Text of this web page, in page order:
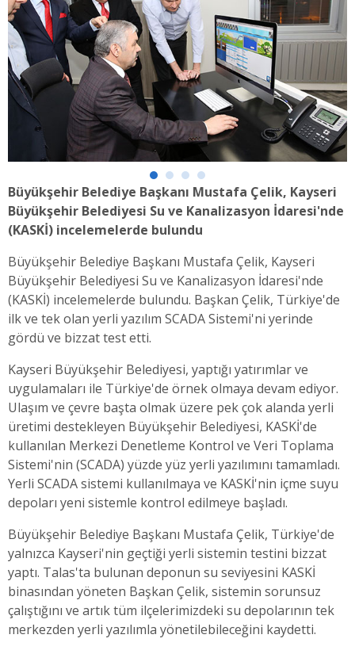
Büyükşehir Belediye Başkanı Mustafa Çelik, Kayseri
Büyükşehir Belediyesi Su ve Kanalizasyon İdaresi'nde
(KASKİ) incelemelerde bulundu
Büyükşehir Belediye Başkanı Mustafa Çelik, Kayseri
Büyükşehir Belediyesi Su ve Kanalizasyon İdaresi'nde
(KASKİ) incelemelerde bulundu. Başkan Çelik, Türkiye'de
ilk ve tek olan yerli yazılım SCADA Sistemi'ni yerinde
gördü ve bizzat test etti.
Kayseri Büyükşehir Belediyesi, yaptığı yatırımlar ve
uygulamaları ile Türkiye'de örnek olmaya devam ediyor.
Ulaşım ve çevre başta olmak üzere pek çok alanda yerli
üretimi destekleyen Büyükşehir Belediyesi, KASKİ'de
kullanılan Merkezi Denetleme Kontrol ve Veri Toplama
Sistemi'nin (SCADA) yüzde yüz yerli yazılımını tamamladı.
Yerli SCADA sistemi kullanılmaya ve KASKİ'nin içme suyu
depoları yeni sistemle kontrol edilmeye başladı.
Büyükşehir Belediye Başkanı Mustafa Çelik, Türkiye'de
yalnızca Kayseri'nin geçtiği yerli sistemin testini bizzat
yaptı. Talas'ta bulunan deponun su seviyesini KASKİ
binasından yöneten Başkan Çelik, sistemin sorunsuz
çalıştığını ve artık tüm ilçelerimizdeki su depolarının tek
merkezden yerli yazılımla yönetilebileceğini kaydetti.